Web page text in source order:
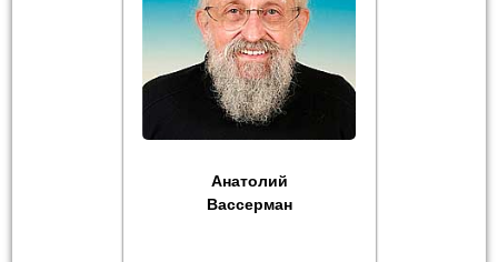
Анатолий
Вассерман